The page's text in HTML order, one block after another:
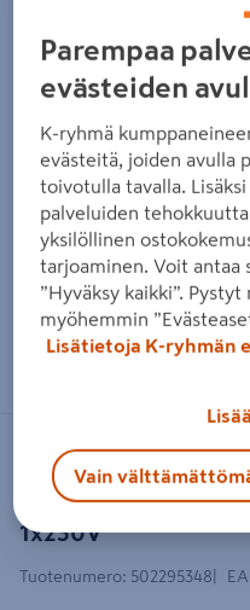
Zoomaa kuvaa
Vedenlämmitin
1x230V
Tuotenumero: 502295348
Parempaa
evästeiden
K-ryhmä
evästeitä, joiden avulla
toivotulla tavalla.
palveluiden
yksilöllinen
tarjoaminen. Voit antaa
”Hyväksy kaikki”.
myöhemmin
Lisätietoja K-ryhmän
Vain